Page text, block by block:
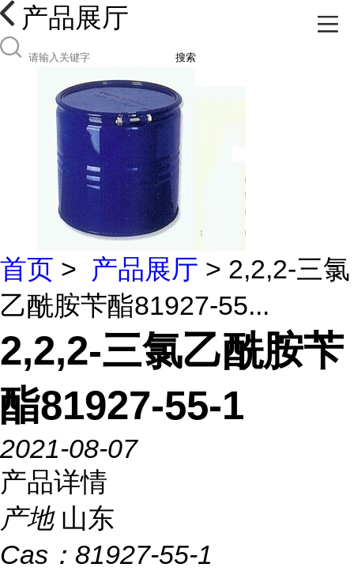
产品展厅
搜索
首页 > 产品展厅 > 2,2,2-三氯
乙酰胺苄酯81927-55...
2,2,2-三氯乙酰胺苄
酯81927-55-1
2021-08-07
产品详情
产地 山东
Cas： 81927-55-1